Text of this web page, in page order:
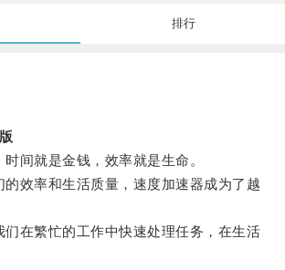
排行
就是金钱，效率就是生命。
率和生活质量，速度加速器成为了越
在繁忙的工作中快速处理任务，在生活